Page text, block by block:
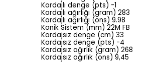
Kordajlı denge (pts) -1
Kordajlı ağırlığı (gram) 283
Kordajlı ağırlığı (ons) 9.98
Konik Sistem (mm) 22M FB
Kordajsız denge (cm) 33
Kordajsız denge (pts) -4
Kordajsız ağırlık (gram) 268
Kordajsız ağırlık (ons) 9,45